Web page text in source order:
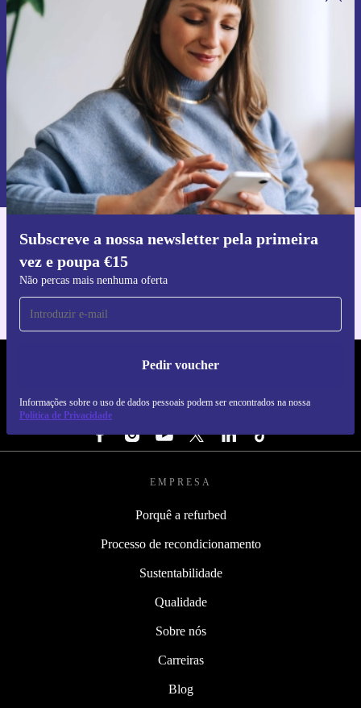
Subscreve a nossa newsletter pela primeira
vez e poupa €15
Não percas mais nenhuma oferta
Pedir voucher
Informações sobre o uso de dados pessoais podem ser encontrados na nossa
Política de Privacidade
Subscreve a nossa newsletter pela
primeira vez e poupa 15€!
Não percas mais nenhuma oferta.
Pedir voucher
Informações sobre o uso de dados pessoais podem ser encontrados na
nossa
Política de Privacidade.
Faz o download da app refurbed
Para iOS e Android
REFURBED PORTUGAL - RETHINK NEW.
SEGUE-NOS
EMPRESA
Porquê a refurbed
Processo de recondicionamento
Sustentabilidade
Qualidade
Sobre nós
Carreiras
Blog